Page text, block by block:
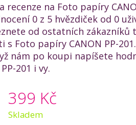
recenze na Foto papíry
0 z 5 hvězdiček od 0
od ostatních zákazníků
s Foto papíry CANON PP-
nám po koupi napíšete
201 i vy.
399 Kč
Skladem